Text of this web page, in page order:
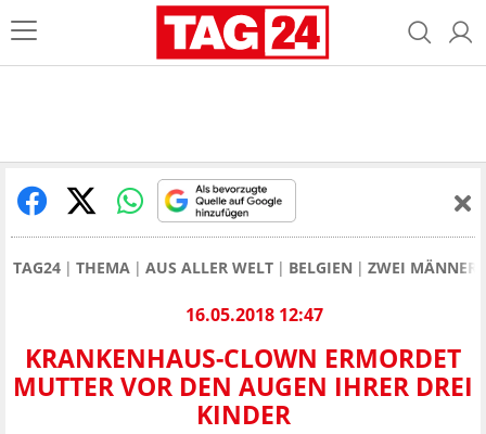
TAG24 THEMA AUS ALLER WELT BELGIEN ZWEI MÄNNER
16.05.2018 12:47
KRANKENHAUS-CLOWN ERMORDET
MUTTER VOR DEN AUGEN IHRER DREI
KINDER